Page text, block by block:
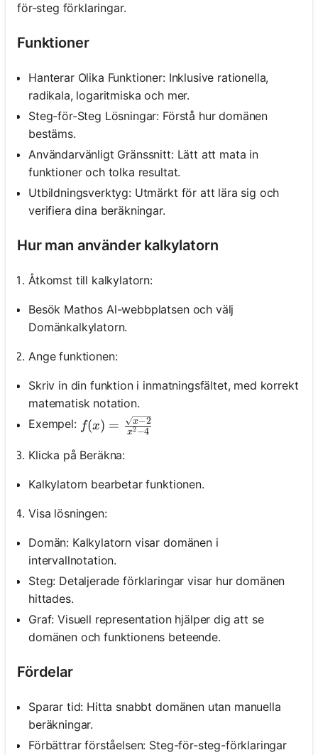
för-steg förklaringar.
Funktioner
Hanterar Olika Funktioner: Inklusive rationella,
radikala, logaritmiska och mer.
Steg-för-Steg Lösningar: Förstå hur domänen
bestäms.
Användarvänligt Gränssnitt: Lätt att mata in
funktioner och tolka resultat.
Utbildningsverktyg: Utmärkt för att lära sig och
verifiera dina beräkningar.
Hur man använder kalkylatorn
Åtkomst till kalkylatorn:
Besök Mathos Al-webbplatsen och välj
Domänkalkylatorn.
Ange funktionen:
Skriv in din funktion i inmatningsfältet, med korrekt
matematisk notation.
Exempel: f(x)=\frac{\sqrt{x-2}}{x^2-4}
f(x) = x2 −4
x−2
Klicka på Beräkna:
Kalkylatorn bearbetar funktionen.
Visa lösningen:
Domän: Kalkylatorn visar domänen i
intervallnotation.
Steg: Detaljerade förklaringar visar hur domänen
hittades.
Graf: Visuell representation hjälper dig att se
domänen och funktionens beteende.
Fördelar
Sparar tid: Hitta snabbt domänen utan manuella
beräkningar.
Förbättrar förståelsen: Steg-för-steg-förklaringar